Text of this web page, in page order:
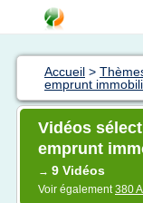
Accueil >
emprunt
Vidéos
emprunt
→ 9 Vidéos
Voir également380